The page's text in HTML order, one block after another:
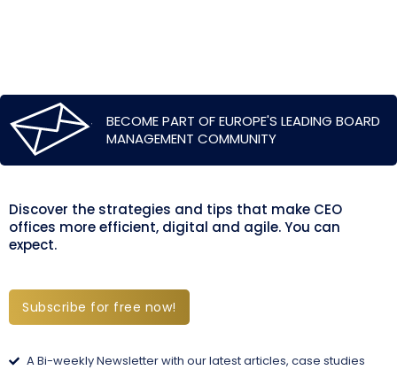
BECOME PART OF EUROPE'S LEADING BOARD
MANAGEMENT COMMUNITY
Discover the strategies and tips that make CEO
offices more efficient, digital and agile. You can
expect.
Subscribe for free now!
A Bi-weekly Newsletter with our latest articles, case studies